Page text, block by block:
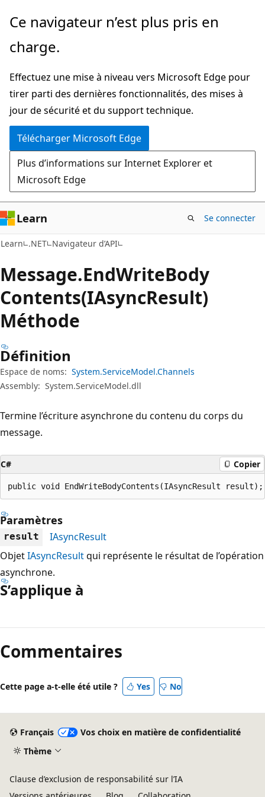
Passer
directement
au
principal
Passer
la
dans
la
page
Ce navigateur n’est plus pris en
charge.
Effectuez une mise à niveau vers Microsoft Edge pour
tirer parti des dernières fonctionnalités, des mises à
jour de sécurité et du support technique.
Télécharger Microsoft Edge
Plus d’informations sur Internet Explorer et
Microsoft Edge
Learn Se connecter
Learn .NET Navigateur d’API
Message.EndWriteBody
Contents(IAsyncResult)
Méthode
Définition
Espace de noms: System.ServiceModel.Channels
Assembly: System.ServiceModel.dll
Termine l’écriture asynchrone du contenu du corps du
message.
C# Copier
public void EndWriteBodyContents(IAsyncResult result);
Paramètres
result
IAsyncResult
ObjetIAsyncResultqui représente le résultat de l’opération
asynchrone.
S’applique à
lecture
désactivé
Commentaires
Cette page a-t-elle été utile ? Yes No
Français
Vos choix en matière de confidentialité
Thème
Clause d’exclusion de responsabilité sur l’IA